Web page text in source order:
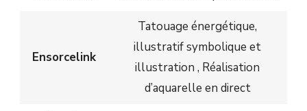
Ensorcelink
Tatouage énergétique,
illustratif symbolique et
illustration , Réalisation
d’aquarelle en direct